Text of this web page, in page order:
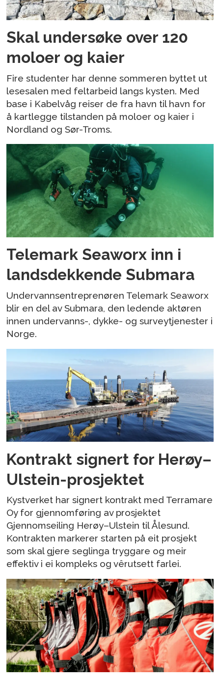
Skal undersøke over 120
moloer og kaier
Fire studenter har denne sommeren byttet ut
lesesalen med feltarbeid langs kysten. Med
base i Kabelvåg reiser de fra havn til havn for
å kartlegge tilstanden på moloer og kaier i
Nordland og Sør-Troms.
Telemark Seaworx inn i
landsdekkende Submara
Undervannsentreprenøren Telemark Seaworx
blir en del av Submara, den ledende aktøren
innen undervanns-, dykke- og surveytjenester i
Norge.
Kontrakt signert for Herøy–
Ulstein-prosjektet
Kystverket har signert kontrakt med Terramare
Oy for gjennomføring av prosjektet
Gjennomseiling Herøy–Ulstein til Ålesund.
Kontrakten markerer starten på eit prosjekt
som skal gjere seglinga tryggare og meir
effektiv i ei kompleks og vêrutsett farlei.